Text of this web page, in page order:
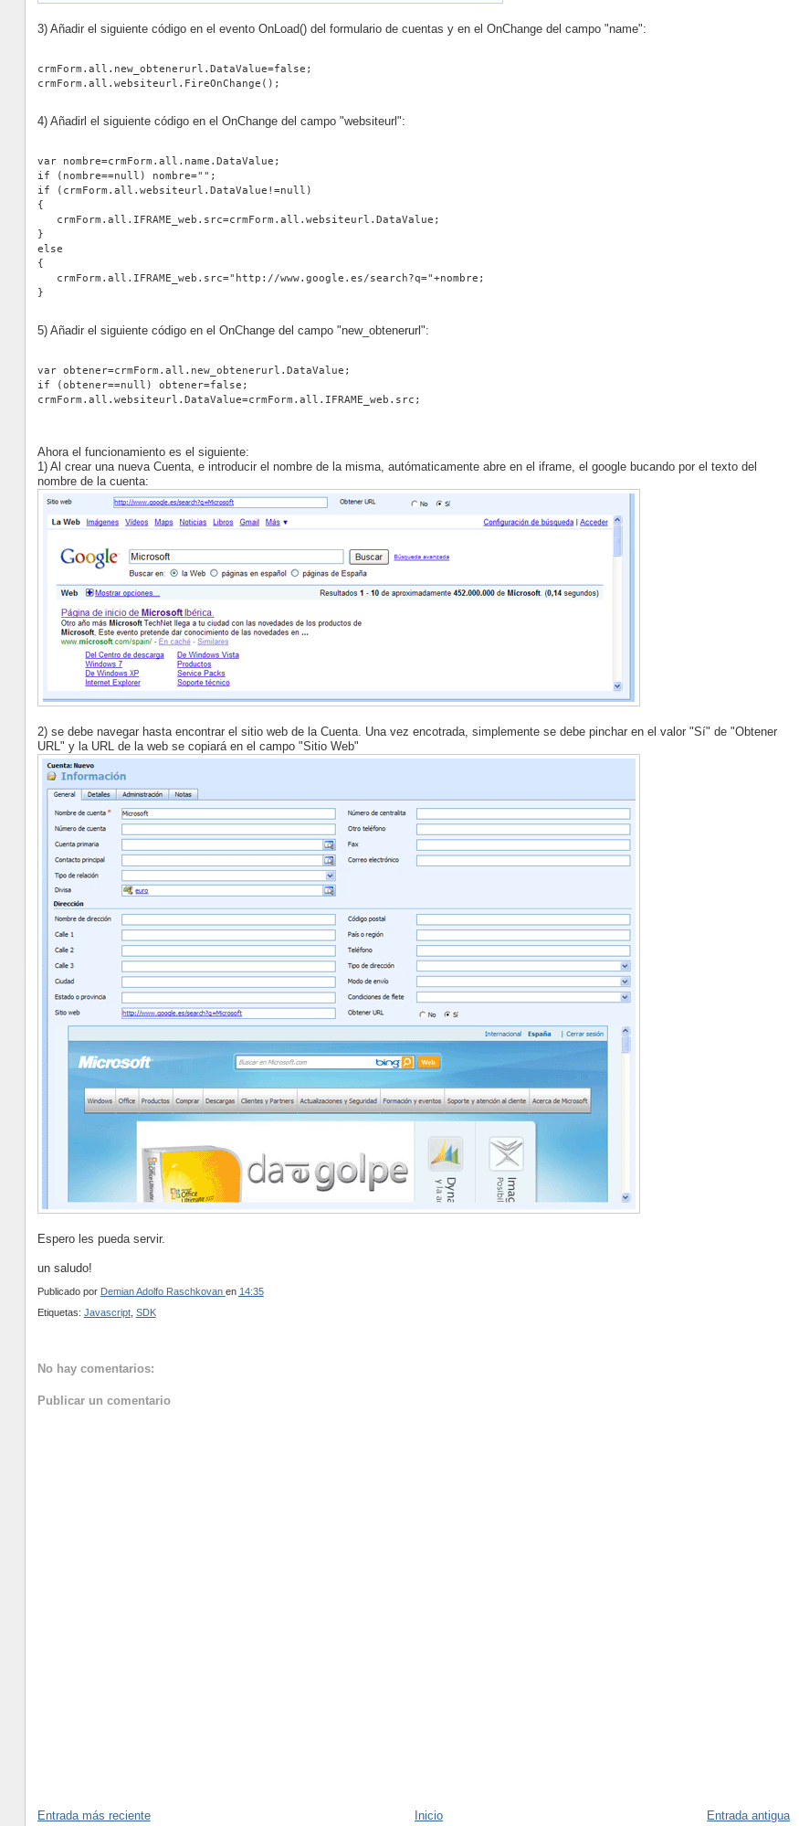
3) Añadir el siguiente código en el evento OnLoad() del formulario de cuentas y en el OnChange del campo "name":
crmForm.all.new_obtenerurl.DataValue=false;
crmForm.all.websiteurl.FireOnChange();
4) Añadirl el siguiente código en el OnChange del campo "websiteurl":
var nombre=crmForm.all.name.DataValue;
if (nombre==null) nombre="";
if (crmForm.all.websiteurl.DataValue!=null)
{
   crmForm.all.IFRAME_web.src=crmForm.all.websiteurl.DataValue;
}
else
{
   crmForm.all.IFRAME_web.src="http://www.google.es/search?q="+nombre;
}
5) Añadir el siguiente código en el OnChange del campo "new_obtenerurl":
var obtener=crmForm.all.new_obtenerurl.DataValue;
if (obtener==null) obtener=false;
crmForm.all.websiteurl.DataValue=crmForm.all.IFRAME_web.src;
Ahora el funcionamiento es el siguiente:
1) Al crear una nueva Cuenta, e introducir el nombre de la misma, autómaticamente abre en el iframe, el google bucando por el texto del
nombre de la cuenta:
2) se debe navegar hasta encontrar el sitio web de la Cuenta. Una vez encotrada, simplemente se debe pinchar en el valor "Sí" de "Obtener
URL" y la URL de la web se copiará en el campo "Sitio Web"
Espero les pueda servir.
un saludo!
Publicado por Demian Adolfo Raschkovan en 14:35
Etiquetas: Javascript, SDK
No hay comentarios:
Publicar un comentario
Entrada más reciente Entrada antigua
Inicio